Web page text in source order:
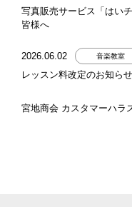
写真販売サービス「はい
皆様へ
2026.06.02 音楽教室
レッスン料改定のお知らせ
宮地商会 カスタマーハラ